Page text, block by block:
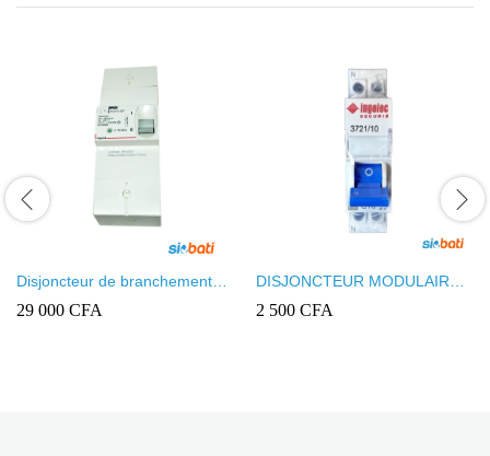
Disjoncteur de branchement
non différentiel 2 pôles 230V
10-30A Legrand
29 000 CFA
DISJONCTEUR MODULAIRE
INGELEC + NEUT REF
3721/10
2 500 CFA